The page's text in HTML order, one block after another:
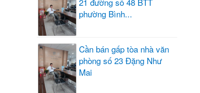
phường Bình...
Cần bán gấp tòa nhà văn
phòng số 23 Đặng Như
Mai